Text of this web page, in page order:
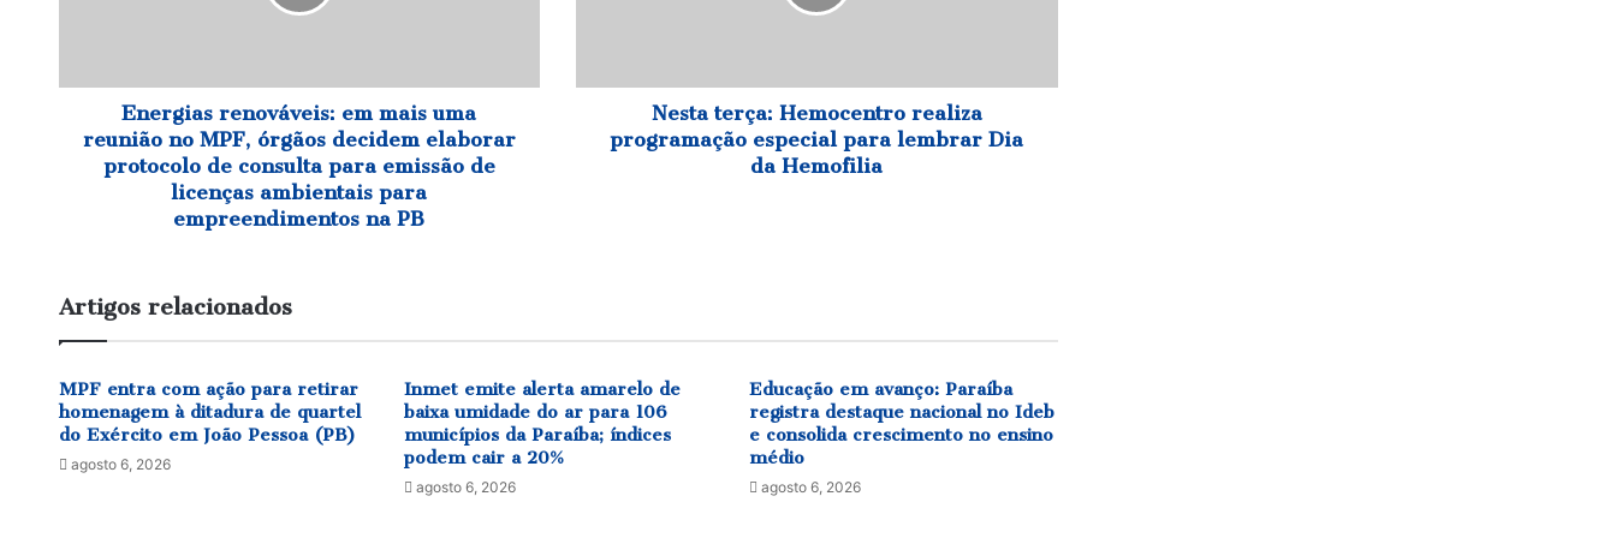
órgãos
elaborar
protocolo
licenças
ambientais
empreendimentos
na
PB
Energias renováveis: em mais uma
reunião no MPF, órgãos decidem elaborar
protocolo de consulta para emissão de
licenças ambientais para
empreendimentos na PB
Dia
Hemofilia
Nesta terça: Hemocentro realiza
programação especial para lembrar Dia
da Hemofilia
Artigos relacionados
MPF entra com ação para retirar
homenagem à ditadura de quartel
do Exército em João Pessoa (PB)
agosto 6, 2026
Inmet emite alerta amarelo de
baixa umidade do ar para 106
municípios da Paraíba; índices
podem cair a 20%
agosto 6, 2026
Educação em avanço: Paraíba
registra destaque nacional no Ideb
e consolida crescimento no ensino
médio
agosto 6, 2026